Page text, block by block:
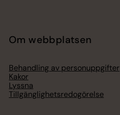
Om webbplatsen
Behandling av personuppgifter
Kakor
Lyssna
Tillgänglighetsredogörelse